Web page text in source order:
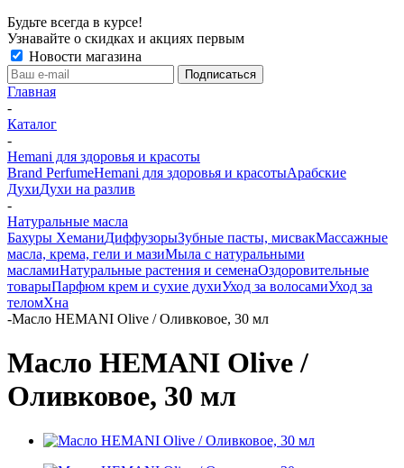
Будьте всегда в курсе!
Узнавайте о скидках и акциях первым
Новости магазина
Главная
-
Каталог
-
Hemani для здоровья и красоты
Brand PerfumeHemani для здоровья и красотыАрабские
ДухиДухи на разлив
-
Натуральные масла
Бахуры ХеманиДиффузорыЗубные пасты, мисвакМассажные
масла, крема, гели и мазиМыла с натуральными
масламиНатуральные растения и семенаОздоровительные
товарыПарфюм крем и сухие духиУход за волосамиУход за
теломХна
-Масло HEMANI Olive / Оливковое, 30 мл
Масло HEMANI Olive /
Оливковое, 30 мл